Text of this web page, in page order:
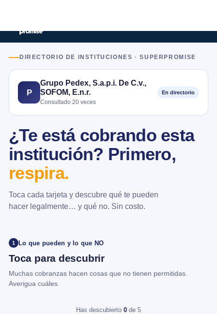
DIRECTORIO DE INSTITUCIONES · SUPERPROMISE
P
Grupo Pedex, S.a.p.i. De C.v.,
SOFOM, E.n.r.
Consultado 20 veces
En directorio
¿Te está cobrando esta
institución? Primero,
respira.
Toca cada tarjeta y descubre qué te pueden
hacer legalmente… y qué no. Sin costo.
1 Lo que pueden y lo que NO
Toca para descubrir
Muchas cobranzas hacen cosas que no tienen permitidas.
Averigua cuáles.
Has descubierto 0 de 5